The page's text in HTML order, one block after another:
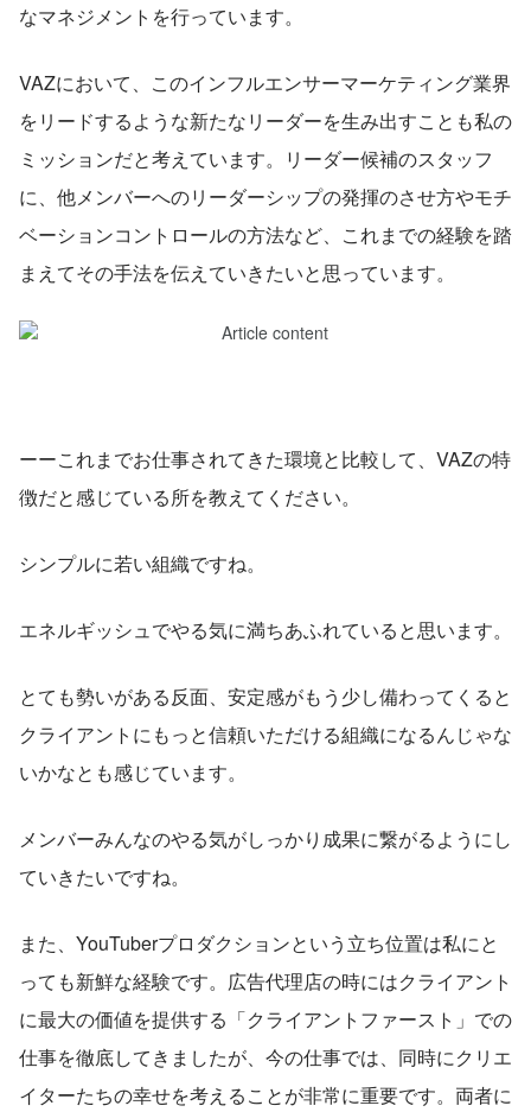
なマネジメントを行っています。
VAZにおいて、このインフルエンサーマーケティング業界
をリードするような新たなリーダーを生み出すことも私の
ミッションだと考えています。リーダー候補のスタッフ
に、他メンバーへのリーダーシップの発揮のさせ方やモチ
ベーションコントロールの方法など、これまでの経験を踏
まえてその手法を伝えていきたいと思っています。
ーーこれまでお仕事されてきた環境と比較して、VAZの特
徴だと感じている所を教えてください。
シンプルに若い組織ですね。
エネルギッシュでやる気に満ちあふれていると思います。
とても勢いがある反面、安定感がもう少し備わってくると
クライアントにもっと信頼いただける組織になるんじゃな
いかなとも感じています。
メンバーみんなのやる気がしっかり成果に繋がるようにし
ていきたいですね。
また、YouTuberプロダクションという立ち位置は私にと
っても新鮮な経験です。広告代理店の時にはクライアント
に最大の価値を提供する「クライアントファースト」での
仕事を徹底してきましたが、今の仕事では、同時にクリエ
イターたちの幸せを考えることが非常に重要です。両者に